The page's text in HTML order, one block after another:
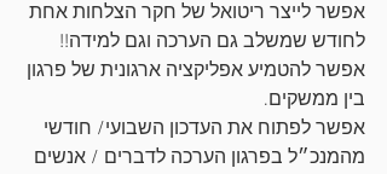
אפשר לייצר ריטואל של חקר הצלחות אחת
לחודש שמשלב גם הערכה וגם למידה!!
אפשר להטמיע אפליקציה ארגונית של פרגון
בין ממשקים.
אפשר לפתוח את העדכון השבועי/ חודשי
מהמנכ״ל בפרגון הערכה לדברים / אנשים